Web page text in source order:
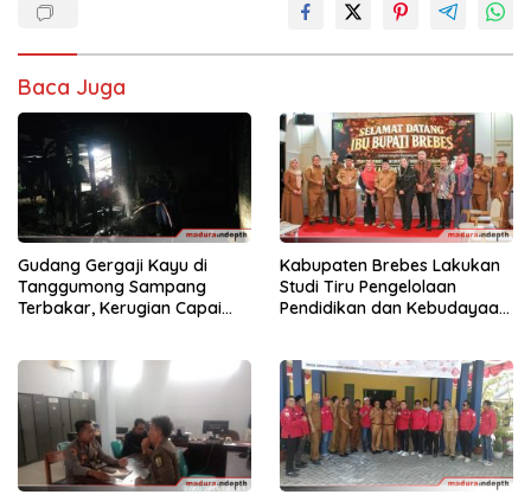
Baca Juga
Gudang Gergaji Kayu di
Tanggumong Sampang
Terbakar, Kerugian Capai
Kabupaten Brebes Lakukan
Studi Tiru Pengelolaan
Pendidikan dan Kebudayaan